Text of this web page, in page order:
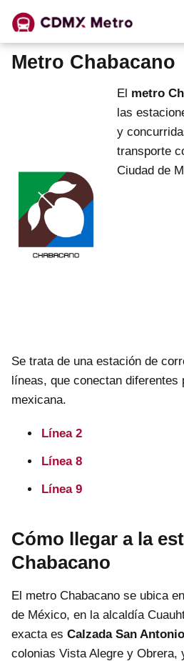
Metro Chabacano
El metro
las
y
transporte
Ciudad de
Se trata de una estación de
líneas, que conectan diferentes
mexicana.
Línea 2
Línea 8
Línea 9
Cómo llegar a la
Chabacano
El metro Chabacano se ubica
de México, en la alcaldía
exacta es Calzada San
colonias Vista Alegre y Obrera,